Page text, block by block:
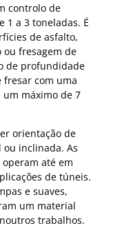
controlo de
1 a 3 toneladas. É
de asfalto,
ou fresagem de
de profundidade
com uma
máximo de 7
orientação de
inclinada. As
operam até em
de túneis.
e suaves,
um material
trabalhos.